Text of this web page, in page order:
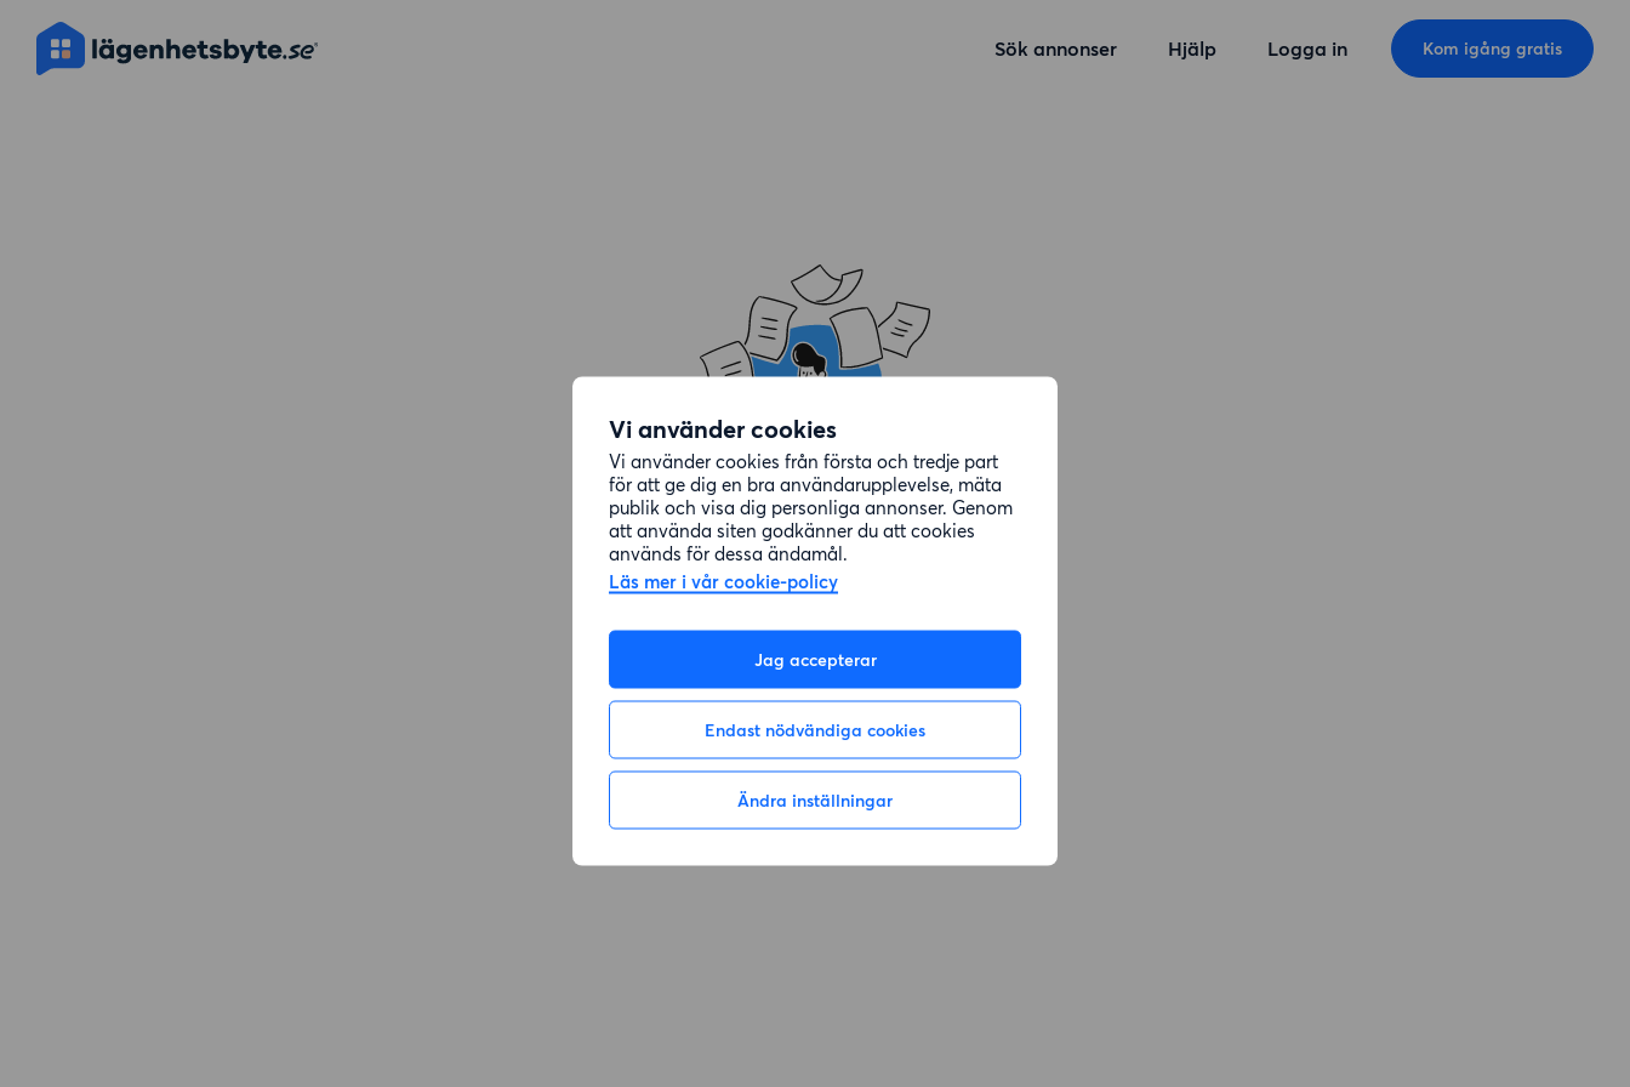
Vi använder cookies
Vi använder cookies från första och tredje part
för att ge dig en bra användarupplevelse, mäta
publik och visa dig personliga annonser. Genom
att använda siten godkänner du att cookies
används för dessa ändamål.
Läs mer i vår cookie-policy
Jag accepterar
Endast nödvändiga cookies
Ändra inställningar
Sök annonser Hjälp Logga in Kom igång gratis
Annonsen du letade efter är borttagen
Gå till sök